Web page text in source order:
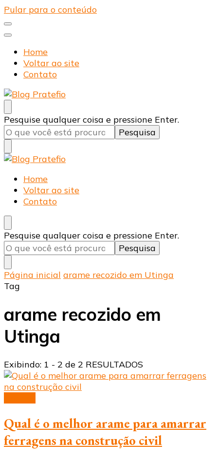
Pular para o conteúdo
Home
Voltar ao site
Contato
Blog Pratefio
Arames e Telas de Qualidade
Procurando
algo?
Pesquise qualquer coisa e pressione Enter.
Blog Pratefio
Arames e Telas de Qualidade
Home
Voltar ao site
Contato
Procurando
algo?
Pesquise qualquer coisa e pressione Enter.
Página inicial arame recozido em Utinga
Tag
arame recozido em
Utinga
Exibindo: 1 - 2 de 2 RESULTADOS
Qual é o melhor arame para amarrar
ferragens na construção civil